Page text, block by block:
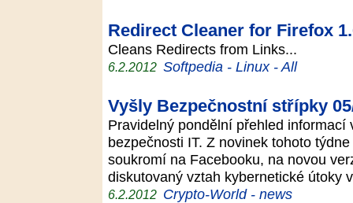
Redirect Cleaner for Firefox
Cleans Redirects from Links...
6.2.2012 Softpedia - Linux - All
Vyšly Bezpečnostní střípky
Pravidelný pondělní přehled
bezpečnosti IT. Z novinek tohoto
soukromí na Facebooku, na novou
diskutovaný vztah kybernetické útoky
6.2.2012 Crypto-World - news